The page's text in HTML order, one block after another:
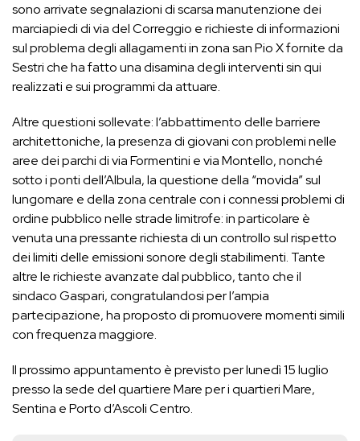
sono arrivate segnalazioni di scarsa manutenzione dei
marciapiedi di via del Correggio e richieste di informazioni
sul problema degli allagamenti in zona san Pio X fornite da
Sestri che ha fatto una disamina degli interventi sin qui
realizzati e sui programmi da attuare.
Altre questioni sollevate: l’abbattimento delle barriere
architettoniche, la presenza di giovani con problemi nelle
aree dei parchi di via Formentini e via Montello, nonché
sotto i ponti dell’Albula, la questione della “movida” sul
lungomare e della zona centrale con i connessi problemi di
ordine pubblico nelle strade limitrofe: in particolare è
venuta una pressante richiesta di un controllo sul rispetto
dei limiti delle emissioni sonore degli stabilimenti. Tante
altre le richieste avanzate dal pubblico, tanto che il
sindaco Gaspari, congratulandosi per l’ampia
partecipazione, ha proposto di promuovere momenti simili
con frequenza maggiore.
Il prossimo appuntamento è previsto per lunedì 15 luglio
presso la sede del quartiere Mare per i quartieri Mare,
Sentina e Porto d’Ascoli Centro.